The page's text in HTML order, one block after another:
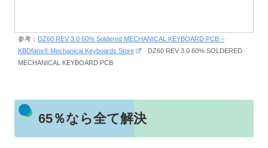
参考： DZ60 REV 3.0 60% Soldered MECHANICAL KEYBOARD PCB –
KBDfans® Mechanical Keyboards Store
DZ60 REV 3.0 60% SOLDERED
MECHANICAL KEYBOARD PCB
65％なら全て解決